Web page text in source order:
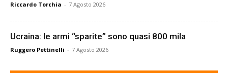
Riccardo Torchia - 7 Agosto 2026
Ucraina: le armi “sparite” sono quasi 800 mila
Ruggero Pettinelli - 7 Agosto 2026